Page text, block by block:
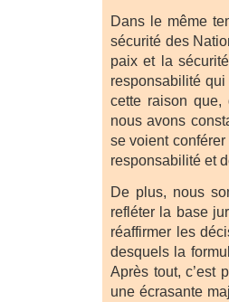
Dans le même
sécurité des
paix et la
responsabilité
cette raison que,
nous avons
se voient
responsabilité et
De plus, nous
refléter la base
réaffirmer les
desquels la
Après tout, c’est
une écrasante